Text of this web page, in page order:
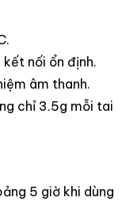
nối ổn định.
âm thanh.
chỉ 3.5g mỗi tai
5 giờ khi dùng